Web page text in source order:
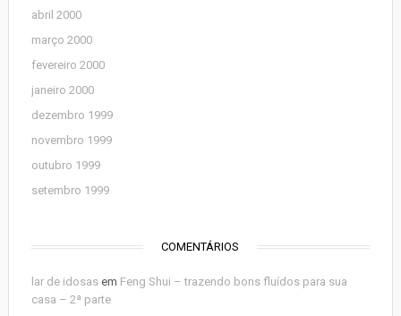
abril 2000
março 2000
fevereiro 2000
janeiro 2000
dezembro 1999
novembro 1999
outubro 1999
setembro 1999
COMENTÁRIOS
lar de idosasem Feng Shui – trazendo bons fluídos para sua
casa – 2ª parte